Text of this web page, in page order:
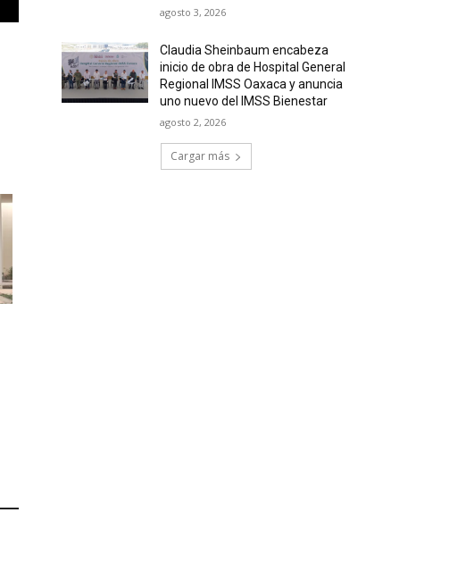
agosto 3, 2026
Claudia Sheinbaum encabeza
inicio de obra de Hospital General
Regional IMSS Oaxaca y anuncia
uno nuevo del IMSS Bienestar
agosto 2, 2026
Cargar más